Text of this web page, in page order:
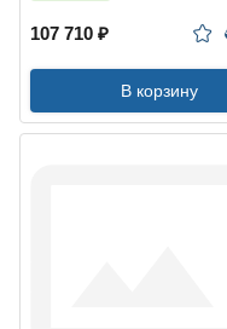
107 710 ₽
В корзину